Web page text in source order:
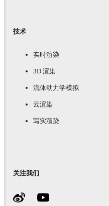
技术
实时渲染
3D 渲染
流体动力学模拟
云渲染
写实渲染
关注我们